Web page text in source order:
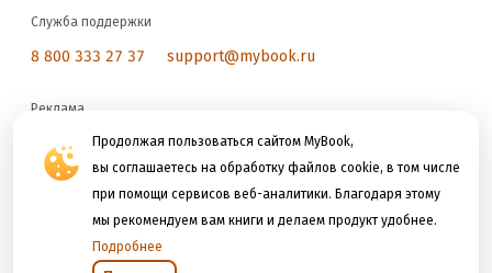
Продолжая пользоваться сайтом MyBook,
вы соглашаетесь на обработку файлов cookie, в том числе
при помощи сервисов веб-аналитики. Благодаря этому
мы рекомендуем вам книги и делаем продукт удобнее.
Подробнее
Служба поддержки
8 800 333 27 37 support@mybook.ru
Реклама
reklama@litres.ru
Мы принимаем к оплате